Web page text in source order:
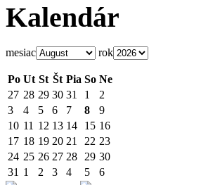
Kalendár
mesiac rok
Po Ut St Št Pia So Ne
27 28 29 30 31 1
2
3
4 5 6 7 8
9
10 11 12 13 14 15 16
17 18 19 20 21 22 23
24 25 26 27 28 29 30
31 1 2 3 4 5 6